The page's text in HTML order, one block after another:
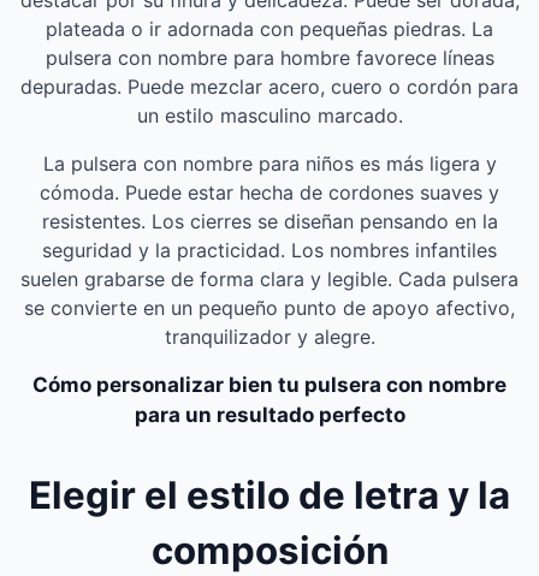
plateada o ir adornada con pequeñas piedras. La
pulsera con nombre para hombre favorece líneas
depuradas. Puede mezclar acero, cuero o cordón para
un estilo masculino marcado.
La pulsera con nombre para niños es más ligera y
cómoda. Puede estar hecha de cordones suaves y
resistentes. Los cierres se diseñan pensando en la
seguridad y la practicidad. Los nombres infantiles
suelen grabarse de forma clara y legible. Cada pulsera
se convierte en un pequeño punto de apoyo afectivo,
tranquilizador y alegre.
Cómo personalizar bien tu pulsera con nombre
para un resultado perfecto
Elegir el estilo de letra y la
composición